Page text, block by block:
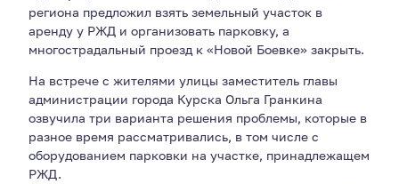
региона предложил взять земельный участок в
аренду у РЖД и организовать парковку, а
многострадальный проезд к «Новой Боевке» закрыть.
На встрече с жителями улицы заместитель главы
администрации города Курска Ольга Гранкина
озвучила три варианта решения проблемы, которые в
разное время рассматривались, в том числе с
оборудованием парковки на участке, принадлежащем
РЖД.